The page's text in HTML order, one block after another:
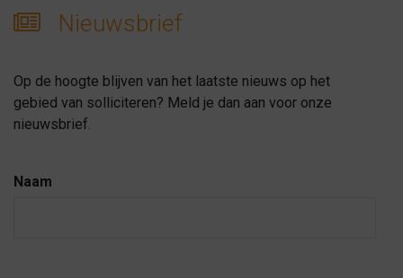
Nieuwsbrief
Op de hoogte blijven van het laatste nieuws op het
gebied van solliciteren? Meld je dan aan voor onze
nieuwsbrief.
Naam